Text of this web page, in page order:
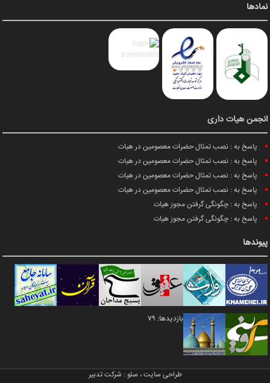
نمادها
انجمن هیات داری
پاسخ به : نصب تمثال حضرات معصومین در هیات
پاسخ به : نصب تمثال حضرات معصومین در هیات
پاسخ به : نصب تمثال حضرات معصومین در هیات
پاسخ به : نصب تمثال حضرات معصومین در هیات
پاسخ به : چگونگی گرفتن مجوز هیات
پاسخ به : چگونگی گرفتن مجوز هیات
پیوندها
بازدیدها: 79
طراحی سایت، سئو : شرکت تدبیر